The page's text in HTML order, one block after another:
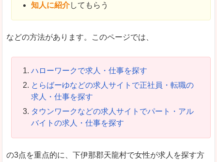
知人に紹介してもらう
などの方法があります。このページでは、
ハローワークで求人・仕事を探す
とらばーゆなどの求人サイトで正社員・転職の
求人・仕事を探す
タウンワークなどの求人サイトでパート・アル
バイトの求人・仕事を探す
の3点を重点的に、下伊那郡天龍村で女性が求人を探す方